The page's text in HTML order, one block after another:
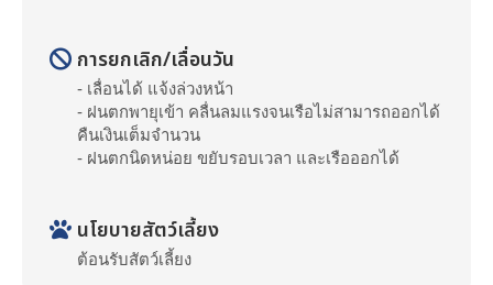
การยกเลิก/เลื่อนวัน
- เลื่อนได้ แจ้งล่วงหน้า
- ฝนตกพายุเข้า คลื่นลมแรงจนเรือไม่สามารถออกได้
คืนเงินเต็มจำนวน
- ฝนตกนิดหน่อย ขยับรอบเวลา และเรือออกได้
นโยบายสัตว์เลี้ยง
ต้อนรับสัตว์เลี้ยง